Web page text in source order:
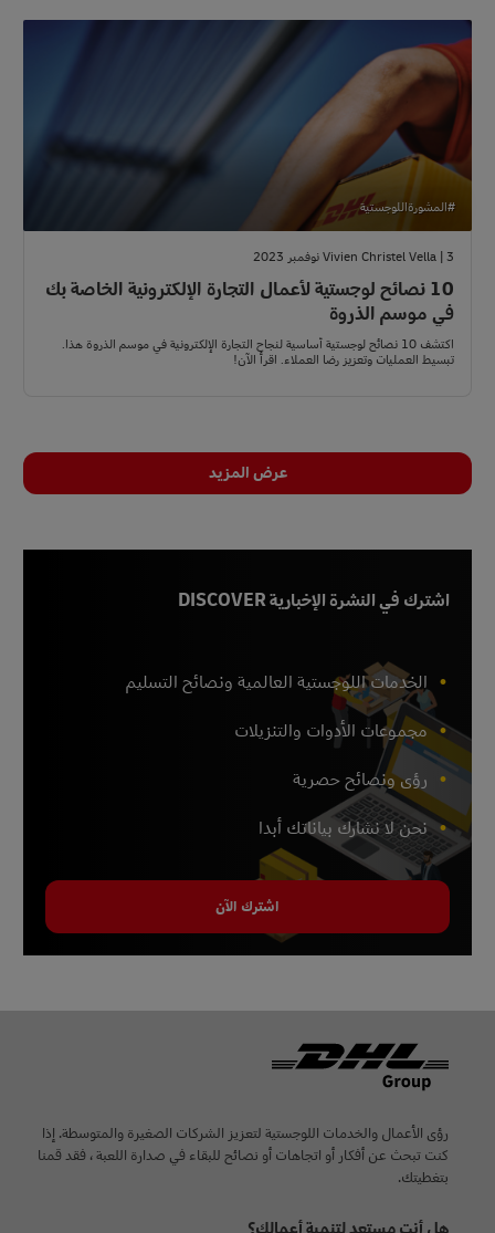
#المشورةاللوجستية
Vivien Christel Vella | 3 نوفمبر 2023
10 نصائح لوجستية لأعمال التجارة الإلكترونية الخاصة بك
في موسم الذروة
اكتشف 10 نصائح لوجستية أساسية لنجاح التجارة الإلكترونية في موسم الذروة هذا.
تبسيط العمليات وتعزيز رضا العملاء. اقرأ الآن!
عرض المزيد
اشترك في النشرة الإخبارية DISCOVER
الخدمات اللوجستية العالمية ونصائح التسليم
مجموعات الأدوات والتنزيلات
رؤى ونصائح حصرية
نحن لا نشارك بياناتك أبدا
اشترك الآن
رؤى الأعمال والخدمات اللوجستية لتعزيز الشركات الصغيرة والمتوسطة. إذا
كنت تبحث عن أفكار أو اتجاهات أو نصائح للبقاء في صدارة اللعبة ، فقد قمنا
بتغطيتك.
هل أنت مستعد لتنمية أعمالك؟